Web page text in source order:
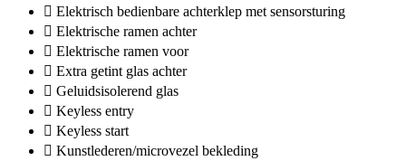
Elektrisch bedienbare achterklep met sensorsturing
Elektrische ramen achter
Elektrische ramen voor
Extra getint glas achter
Geluidsisolerend glas
Keyless entry
Keyless start
Kunstlederen/microvezel bekleding